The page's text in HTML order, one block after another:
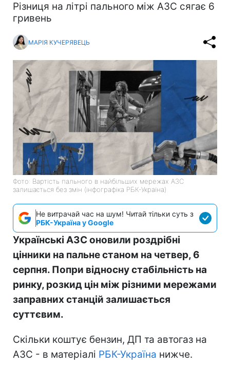
Різниця на літрі пального між АЗС сягає 6
гривень
МАРІЯ КУЧЕРЯВЕЦЬ
Фото: Вартість пального в найбільших мережах АЗС
залишається без змін (інфографіка РБК-Україна)
Не витрачай час на шум! Читай тільки суть з
РБК-Україна у Google
Українські АЗС оновили роздрібні
цінники на пальне станом на четвер, 6
серпня. Попри відносну стабільність на
ринку, розкид цін між різними мережами
заправних станцій залишається
суттєвим.
Скільки коштує бензин, ДП та автогаз на
АЗС - в матеріалі РБК-Україна нижче.